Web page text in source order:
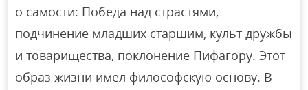
о самости: Победа над страстями,
подчинение младших старшим, культ дружбы
и товарищества, поклонение Пифагору. Этот
образ жизни имел философскую основу. В